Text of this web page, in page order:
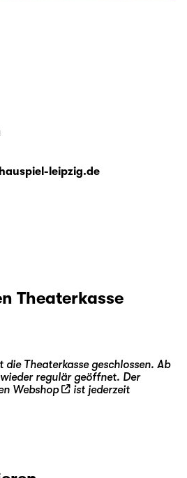
leipzig.de
Theaterkasse
die Theaterkasse geschlossen. Ab
wieder regulär geöffnet. Der
Webshop
ist jederzeit